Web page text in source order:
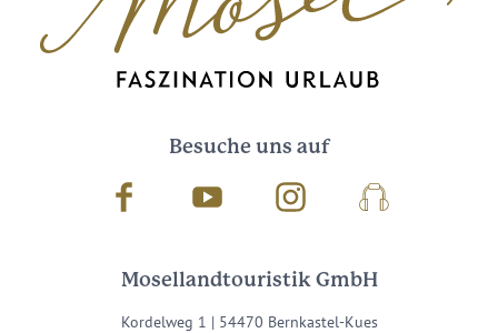
Besuche uns auf
Facebook Youtube InstagramPodcast
Mosellandtouristik GmbH
Kordelweg 1 | 54470 Bernkastel-Kues